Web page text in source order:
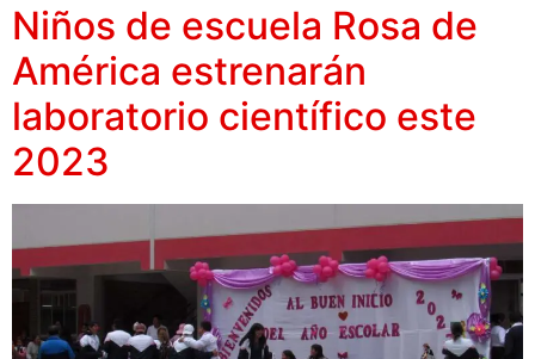
Niños de escuela Rosa de
América estrenarán
laboratorio científico este
2023